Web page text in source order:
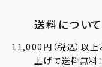
送料について
11,000円（税込）以上
上げで送料無料！